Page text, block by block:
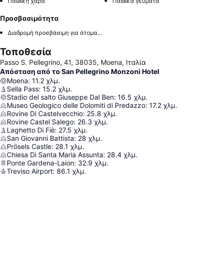
Προσβασιμότητα
Διαδρομή προσβάσιμη για άτομα με αναπηρία
Τοποθεσία
Passo S. Pellegrino, 41, 38035, Moena, Ιταλία
Απόσταση από το San Pellegrino Monzoni Hotel
Moena: 11.2 χλμ.
Sella Pass: 15.2 χλμ.
Stadio del salto Giuseppe Dal Ben: 16.5 χλμ.
Museo Geologico delle Dolomiti di Predazzo: 17.2 χλμ.
Rovine Di Castelvecchio: 25.8 χλμ.
Rovine Castel Salego: 26.3 χλμ.
Laghetto Di Fiè: 27.5 χλμ.
San Giovanni Battista: 28 χλμ.
Prösels Castle: 28.1 χλμ.
Chiesa Di Santa Maria Assunta: 28.4 χλμ.
Ponte Gardena-Laion: 32.9 χλμ.
Treviso Airport: 86.1 χλμ.